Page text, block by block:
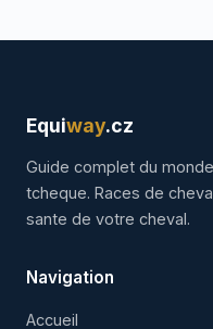
Equiway.cz
Guide complet du
tcheque. Races de
sante de votre cheval.
Navigation
Accueil